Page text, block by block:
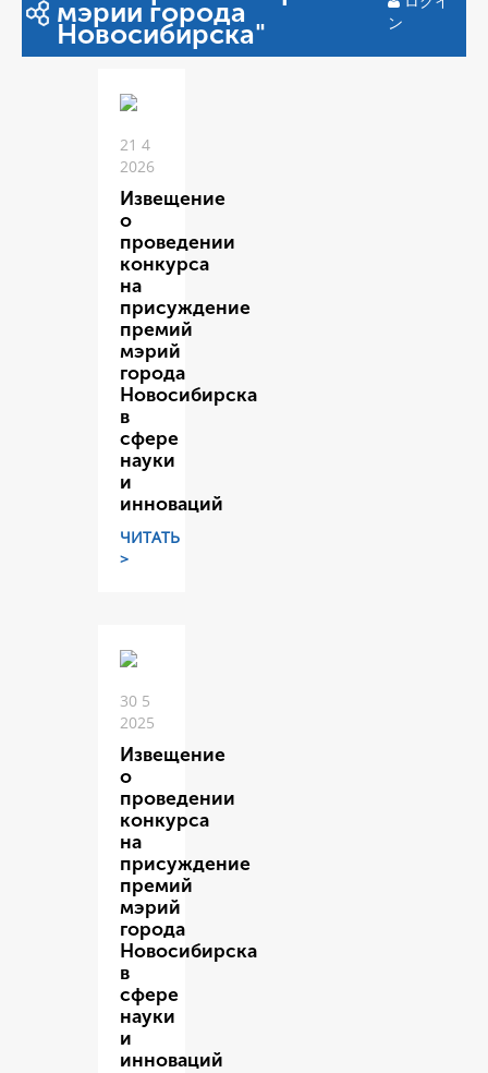
мэрии города
Новосибирска"
ン
21 4
2026
Извещение
о
проведении
конкурса
на
присуждение
премий
мэрий
города
Новосибирска
в
сфере
науки
и
инноваций
ЧИТАТЬ
>
30 5
2025
Извещение
о
проведении
конкурса
на
присуждение
премий
мэрий
города
Новосибирска
в
сфере
науки
и
инноваций